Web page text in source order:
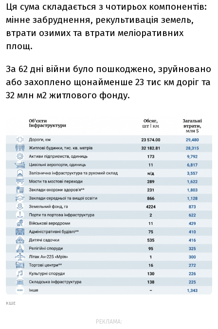
Ця сума складається з чотирьох компонентів:
мінне забруднення, рекультивація земель,
втрати озимих та втрати меліоративних
площ.
За 62 дні війни було пошкоджено, зруйновано
або захоплено щонайменше 23 тис км доріг та
32 млн м2 житлового фонду.
КШЕ
РЕКЛАМА: